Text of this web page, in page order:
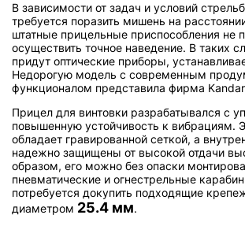
В зависимости от задач и условий
требуется поразить мишень на
штатные прицельные приспособления не
осуществить точное наведение. В таких
придут оптические приборы,
Недорогую модель с современным
функционалом представила фирма
Прицел для винтовки разрабатывался с
повышенную устойчивость к вибрациям.
обладает гравированной сеткой, а
надежно защищены от высокой отдачи
образом, его можно без опаски
пневматические и огнестрельные
потребуется докупить подходящие
диаметром 25.4 мм.